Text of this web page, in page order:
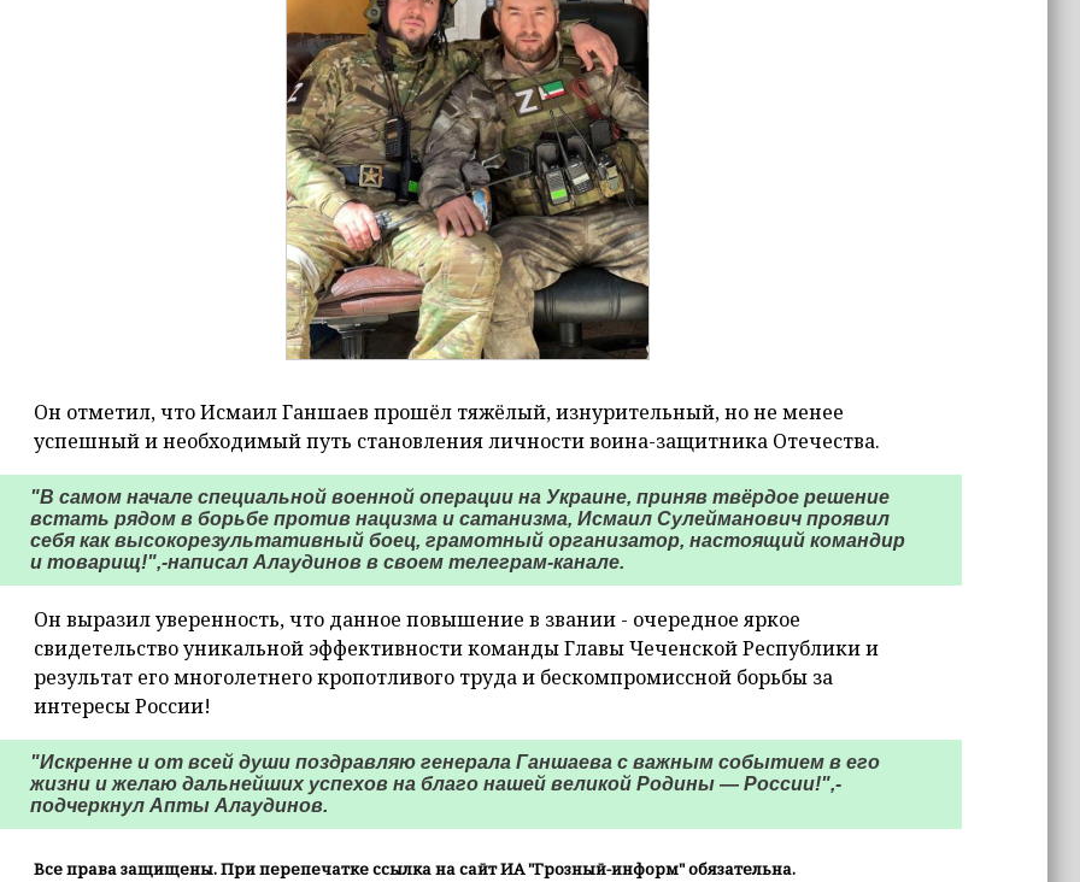
Он отметил, что Исмаил Ганшаев прошёл тяжёлый, изнурительный, но не менее
успешный и необходимый путь становления личности воина-защитника Отечества.
"В самом начале специальной военной операции на Украине, приняв твёрдое решение
встать рядом в борьбе против нацизма и сатанизма, Исмаил Сулейманович проявил
себя как высокорезультативный боец, грамотный организатор, настоящий командир
и товарищ!",-написал Алаудинов в своем телеграм-канале.
Он выразил уверенность, что данное повышение в звании - очередное яркое
свидетельство уникальной эффективности команды Главы Чеченской Республики и
результат его многолетнего кропотливого труда и бескомпромиссной борьбы за
интересы России!
"Искренне и от всей души поздравляю генерала Ганшаева с важным событием в его
жизни и желаю дальнейших успехов на благо нашей великой Родины — России!",-
подчеркнул Апты Алаудинов.
Все права защищены. При перепечатке ссылка на сайт ИА "Грозный-информ" обязательна.